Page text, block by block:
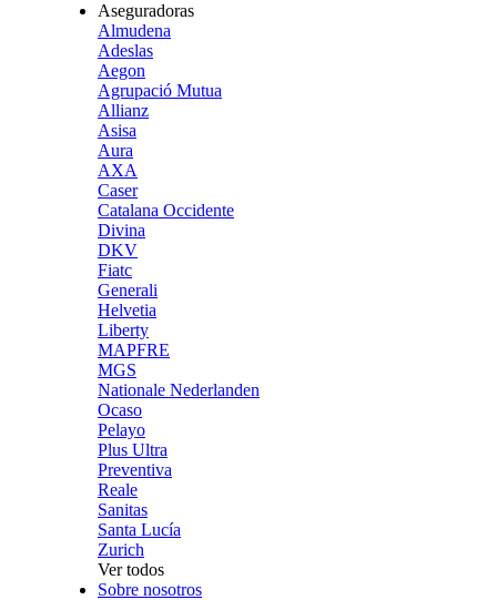
Aseguradoras
Almudena
Adeslas
Aegon
Agrupació Mutua
Allianz
Asisa
Aura
AXA
Caser
Catalana Occidente
Divina
DKV
Fiatc
Generali
Helvetia
Liberty
MAPFRE
MGS
Nationale Nederlanden
Ocaso
Pelayo
Plus Ultra
Preventiva
Reale
Sanitas
Santa Lucía
Zurich
Ver todos
Sobre nosotros